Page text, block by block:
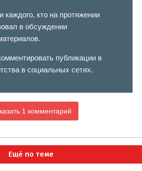
каждого, кто на протяжении
в обсуждении
публикации в
в социальных сетях.
1 комментарий
Ещё по теме